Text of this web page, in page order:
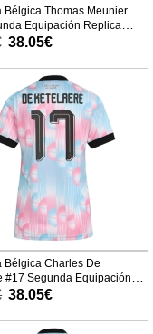
Bélgica Thomas Meunier
Equipación Replica
para mujer mangas
38.05€
Bélgica Charles De
#17 Segunda Equipación
2026 para mujer
38.05€